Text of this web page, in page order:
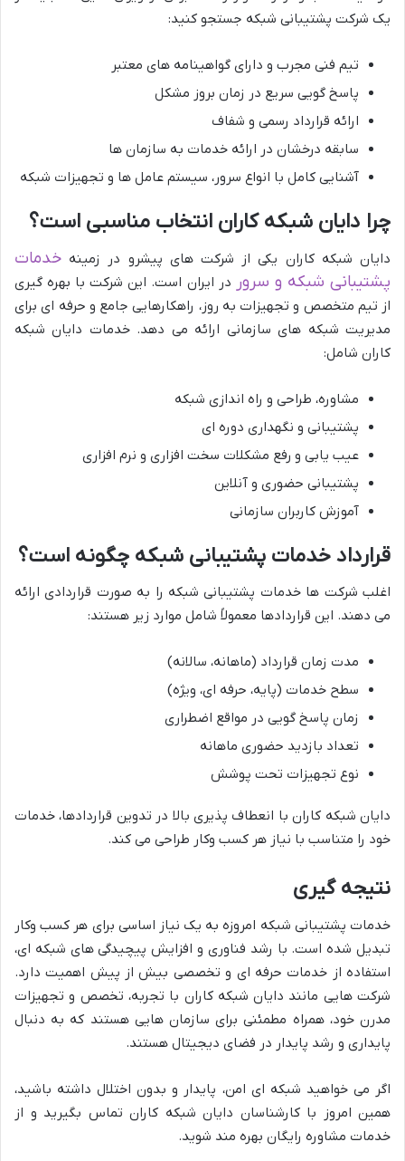
یک شرکت پشتیبانی شبکه جستجو کنید:
تیم فنی مجرب و دارای گواهینامه های معتبر
پاسخ گویی سریع در زمان بروز مشکل
ارائه قرارداد رسمی و شفاف
سابقه درخشان در ارائه خدمات به سازمان ها
آشنایی کامل با انواع سرور، سیستم عامل ها و تجهیزات شبکه
چرا دایان شبکه کاران انتخاب مناسبی است؟
دایان شبکه کاران یکی از شرکت های پیشرو در زمینه خدمات
پشتیبانی شبکه و سرور در ایران است. این شرکت با بهره گیری
از تیم متخصص و تجهیزات به روز، راهکارهایی جامع و حرفه ای برای
مدیریت شبکه های سازمانی ارائه می دهد. خدمات دایان شبکه
کاران شامل:
مشاوره، طراحی و راه اندازی شبکه
پشتیبانی و نگهداری دوره ای
عیب یابی و رفع مشکلات سخت افزاری و نرم افزاری
پشتیبانی حضوری و آنلاین
آموزش کاربران سازمانی
قرارداد خدمات پشتیبانی شبکه چگونه است؟
اغلب شرکت ها خدمات پشتیبانی شبکه را به صورت قراردادی ارائه
می دهند. این قراردادها معمولاً شامل موارد زیر هستند:
مدت زمان قرارداد (ماهانه، سالانه)
سطح خدمات (پایه، حرفه ای، ویژه)
زمان پاسخ گویی در مواقع اضطراری
تعداد بازدید حضوری ماهانه
نوع تجهیزات تحت پوشش
دایان شبکه کاران با انعطاف پذیری بالا در تدوین قراردادها، خدمات
خود را متناسب با نیاز هر کسب وکار طراحی می کند.
نتیجه گیری
خدمات پشتیبانی شبکه امروزه به یک نیاز اساسی برای هر کسب وکار
تبدیل شده است. با رشد فناوری و افزایش پیچیدگی های شبکه ای،
استفاده از خدمات حرفه ای و تخصصی بیش از پیش اهمیت دارد.
شرکت هایی مانند دایان شبکه کاران با تجربه، تخصص و تجهیزات
مدرن خود، همراه مطمئنی برای سازمان هایی هستند که به دنبال
پایداری و رشد پایدار در فضای دیجیتال هستند.
اگر می خواهید شبکه ای امن، پایدار و بدون اختلال داشته باشید،
همین امروز با کارشناسان دایان شبکه کاران تماس بگیرید و از
خدمات مشاوره رایگان بهره مند شوید.